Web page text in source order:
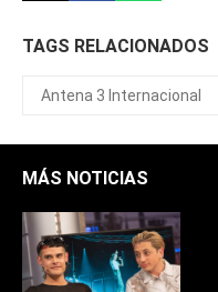
TAGS RELACIONADOS
Antena 3 Internacional
MÁS NOTICIAS